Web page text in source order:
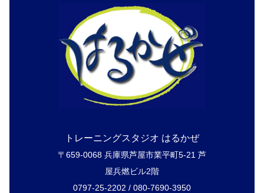
トレーニングスタジオ はるかぜ
〒659-0068 兵庫県芦屋市業平町5-21 芦
屋兵燃ビル2階
0797-25-2202 / 080-7690-3950